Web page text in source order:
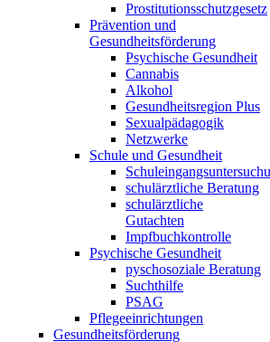
Prostitutionsschutzgesetz
Prävention und
Gesundheitsförderung
Psychische Gesundheit
Cannabis
Alkohol
Gesundheitsregion Plus
Sexualpädagogik
Netzwerke
Schule und Gesundheit
schulärztliche Beratung
schulärztliche
Gutachten
Impfbuchkontrolle
Psychische Gesundheit
pyschosoziale Beratung
Suchthilfe
PSAG
Pflegeeinrichtungen
Gesundheitsförderung